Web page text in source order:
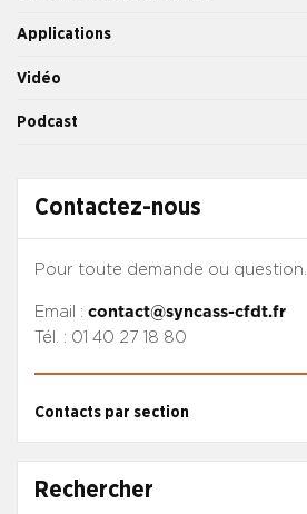
Applications
Vidéo
Podcast
Contactez-nous
Pour toute demande ou question.
Email : contact@syncass-cfdt.fr
Tél. : 01 40 27 18 80
Contacts par section
Rechercher